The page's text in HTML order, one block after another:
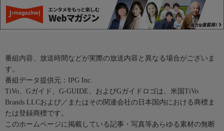
番組内容、放送時間などが実際の放送内容と異なる場合がございま
す。
番組データ提供元：IPG Inc.
TiVo、Gガイド、G-GUIDE、およびGガイドロゴは、米国TiVo
Brands LLCおよび／またはその関連会社の日本国内における商標ま
たは登録商標です。
このホームページに掲載している記事・写真等あらゆる素材の無断